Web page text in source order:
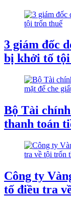
3 giám đốc
bị khởi tố
Bộ Tài
thanh toán
Công ty
tố điều tra